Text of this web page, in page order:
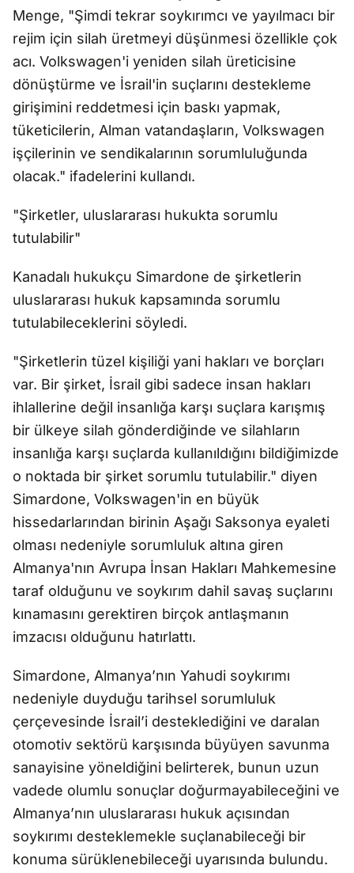
Menge, "Şimdi tekrar soykırımcı ve yayılmacı bir
rejim için silah üretmeyi düşünmesi özellikle çok
acı. Volkswagen'i yeniden silah üreticisine
dönüştürme ve İsrail'in suçlarını destekleme
girişimini reddetmesi için baskı yapmak,
tüketicilerin, Alman vatandaşların, Volkswagen
işçilerinin ve sendikalarının sorumluluğunda
olacak." ifadelerini kullandı.
"Şirketler, uluslararası hukukta sorumlu
tutulabilir"
Kanadalı hukukçu Simardone de şirketlerin
uluslararası hukuk kapsamında sorumlu
tutulabileceklerini söyledi.
"Şirketlerin tüzel kişiliği yani hakları ve borçları
var. Bir şirket, İsrail gibi sadece insan hakları
ihlallerine değil insanlığa karşı suçlara karışmış
bir ülkeye silah gönderdiğinde ve silahların
insanlığa karşı suçlarda kullanıldığını bildiğimizde
o noktada bir şirket sorumlu tutulabilir." diyen
Simardone, Volkswagen'in en büyük
hissedarlarından birinin Aşağı Saksonya eyaleti
olması nedeniyle sorumluluk altına giren
Almanya'nın Avrupa İnsan Hakları Mahkemesine
taraf olduğunu ve soykırım dahil savaş suçlarını
kınamasını gerektiren birçok antlaşmanın
imzacısı olduğunu hatırlattı.
Simardone, Almanya’nın Yahudi soykırımı
nedeniyle duyduğu tarihsel sorumluluk
çerçevesinde İsrail’i desteklediğini ve daralan
otomotiv sektörü karşısında büyüyen savunma
sanayisine yöneldiğini belirterek, bunun uzun
vadede olumlu sonuçlar doğurmayabileceğini ve
Almanya’nın uluslararası hukuk açısından
soykırımı desteklemekle suçlanabileceği bir
konuma sürüklenebileceği uyarısında bulundu.